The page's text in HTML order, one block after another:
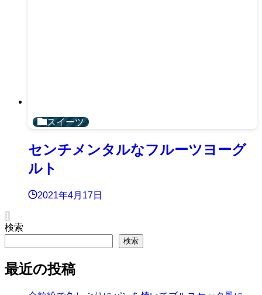
スイーツ
センチメンタルなフルーツヨーグ
ルト
2021年4月17日
1
検索
検索
最近の投稿